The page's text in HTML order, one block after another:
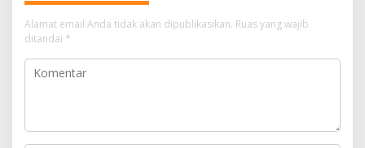
Alamat email Anda tidak akan dipublikasikan. Ruas yang wajib
ditandai *